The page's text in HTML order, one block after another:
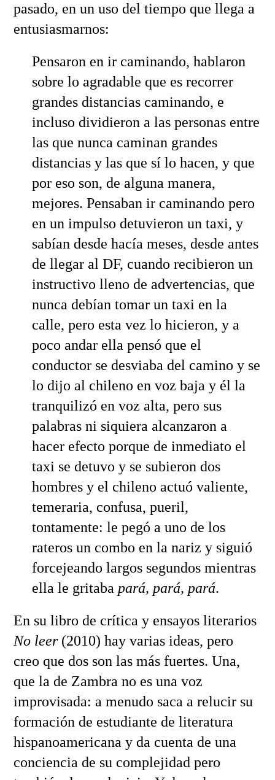
pasado, en un uso del tiempo que llega a
entusiasmarnos:
Pensaron en ir caminando, hablaron
sobre lo agradable que es recorrer
grandes distancias caminando, e
incluso dividieron a las personas entre
las que nunca caminan grandes
distancias y las que sí lo hacen, y que
por eso son, de alguna manera,
mejores. Pensaban ir caminando pero
en un impulso detuvieron un taxi, y
sabían desde hacía meses, desde antes
de llegar al DF, cuando recibieron un
instructivo lleno de advertencias, que
nunca debían tomar un taxi en la
calle, pero esta vez lo hicieron, y a
poco andar ella pensó que el
conductor se desviaba del camino y se
lo dijo al chileno en voz baja y él la
tranquilizó en voz alta, pero sus
palabras ni siquiera alcanzaron a
hacer efecto porque de inmediato el
taxi se detuvo y se subieron dos
hombres y el chileno actuó valiente,
temeraria, confusa, pueril,
tontamente: le pegó a uno de los
rateros un combo en la nariz y siguió
forcejeando largos segundos mientras
ella le gritaba pará, pará, pará.
En su libro de crítica y ensayos literarios
No leer(2010) hay varias ideas, pero
creo que dos son las más fuertes. Una,
que la de Zambra no es una voz
improvisada: a menudo saca a relucir su
formación de estudiante de literatura
hispanoamericana y da cuenta de una
conciencia de su complejidad pero